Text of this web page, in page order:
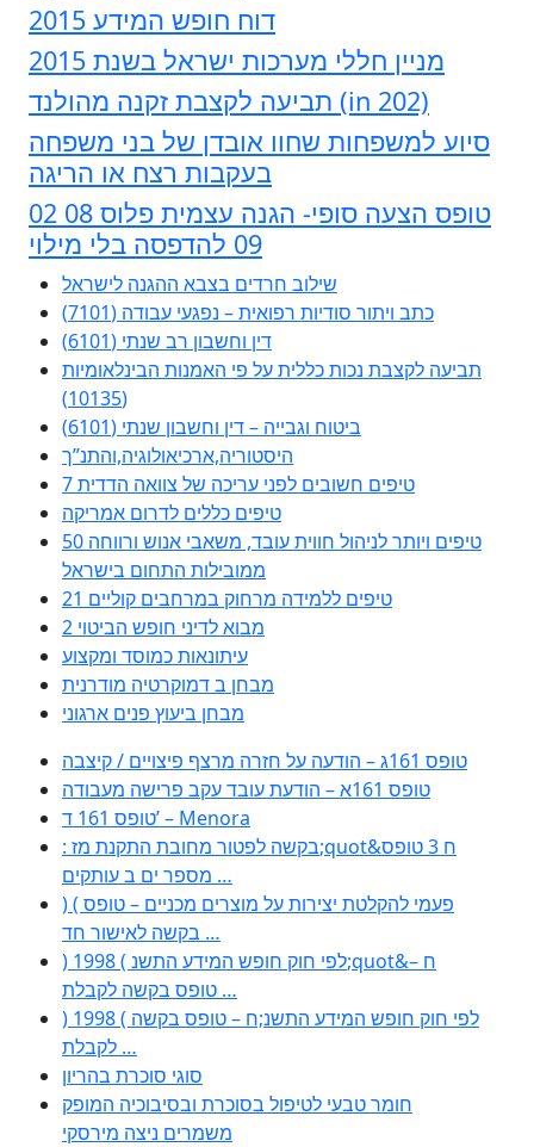
דוח חופש המידע 2015
מניין חללי מערכות ישראל בשנת 2015
תביעה לקצבת זקנה מהולנד (in 202)
סיוע למשפחות שחוו אובדן של בני משפחה
בעקבות רצח או הריגה
טופס הצעה סופי- הגנה עצמית פלוס 08 02
09 להדפסה בלי מילוי
שילוב חרדים בצבא ההגנה לישראל
כתב ויתור סודיות רפואית – נפגעי עבודה (7101)
דין וחשבון רב שנתי (6101)
תביעה לקצבת נכות כללית על פי האמנות הבינלאומיות
(10135)
ביטוח וגבייה – דין וחשבון שנתי (6101)
היסטוריה,ארכיאולוגיה,והתנ”ך
7 טיפים חשובים לפני עריכה של צוואה הדדית
טיפים כללים לדרום אמריקה
50 טיפים ויותר לניהול חווית עובד, משאבי אנוש ורווחה
ממובילות התחום בישראל
21 טיפים ללמידה מרחוק במרחבים קוליים
מבוא לדיני חופש הביטוי 2
עיתונאות כמוסד ומקצוע
מבחן ב דמוקרטיה מודרנית
מבחן ביעוץ פנים ארגוני
טופס 161ג – הודעה על חזרה מרצף פיצויים / קיצבה
טופס 161א – הודעת עובד עקב פרישה מעבודה
טופס 161 ד’ – Menora
: בקשה לפטור מחובת התקנת מז;quot&ח 3 טופס
מספר ים ב עותקים …
) ( פעמי להקלטת יצירות על מוצרים מכניים – טופס
בקשה לאישור חד …
) 1998 ( לפי חוק חופש המידע התשנ;quot&ח –
טופס בקשה לקבלת …
) 1998 ( לפי חוק חופש המידע התשנ;ח – טופס בקשה
לקבלת …
סוגי סוכרת בהריון
חומר טבעי לטיפול בסוכרת ובסיבוכיה המופק
משמרים ניצה מירסקי